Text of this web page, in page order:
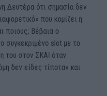
Δευτέρα ότι σημασία δεν
που κομίζει η
ποιους; Βέβαια ο
συγκεκριμένο slot με το
του στον ΣΚΑΙ όταν
δεν είδες τίποτα» και